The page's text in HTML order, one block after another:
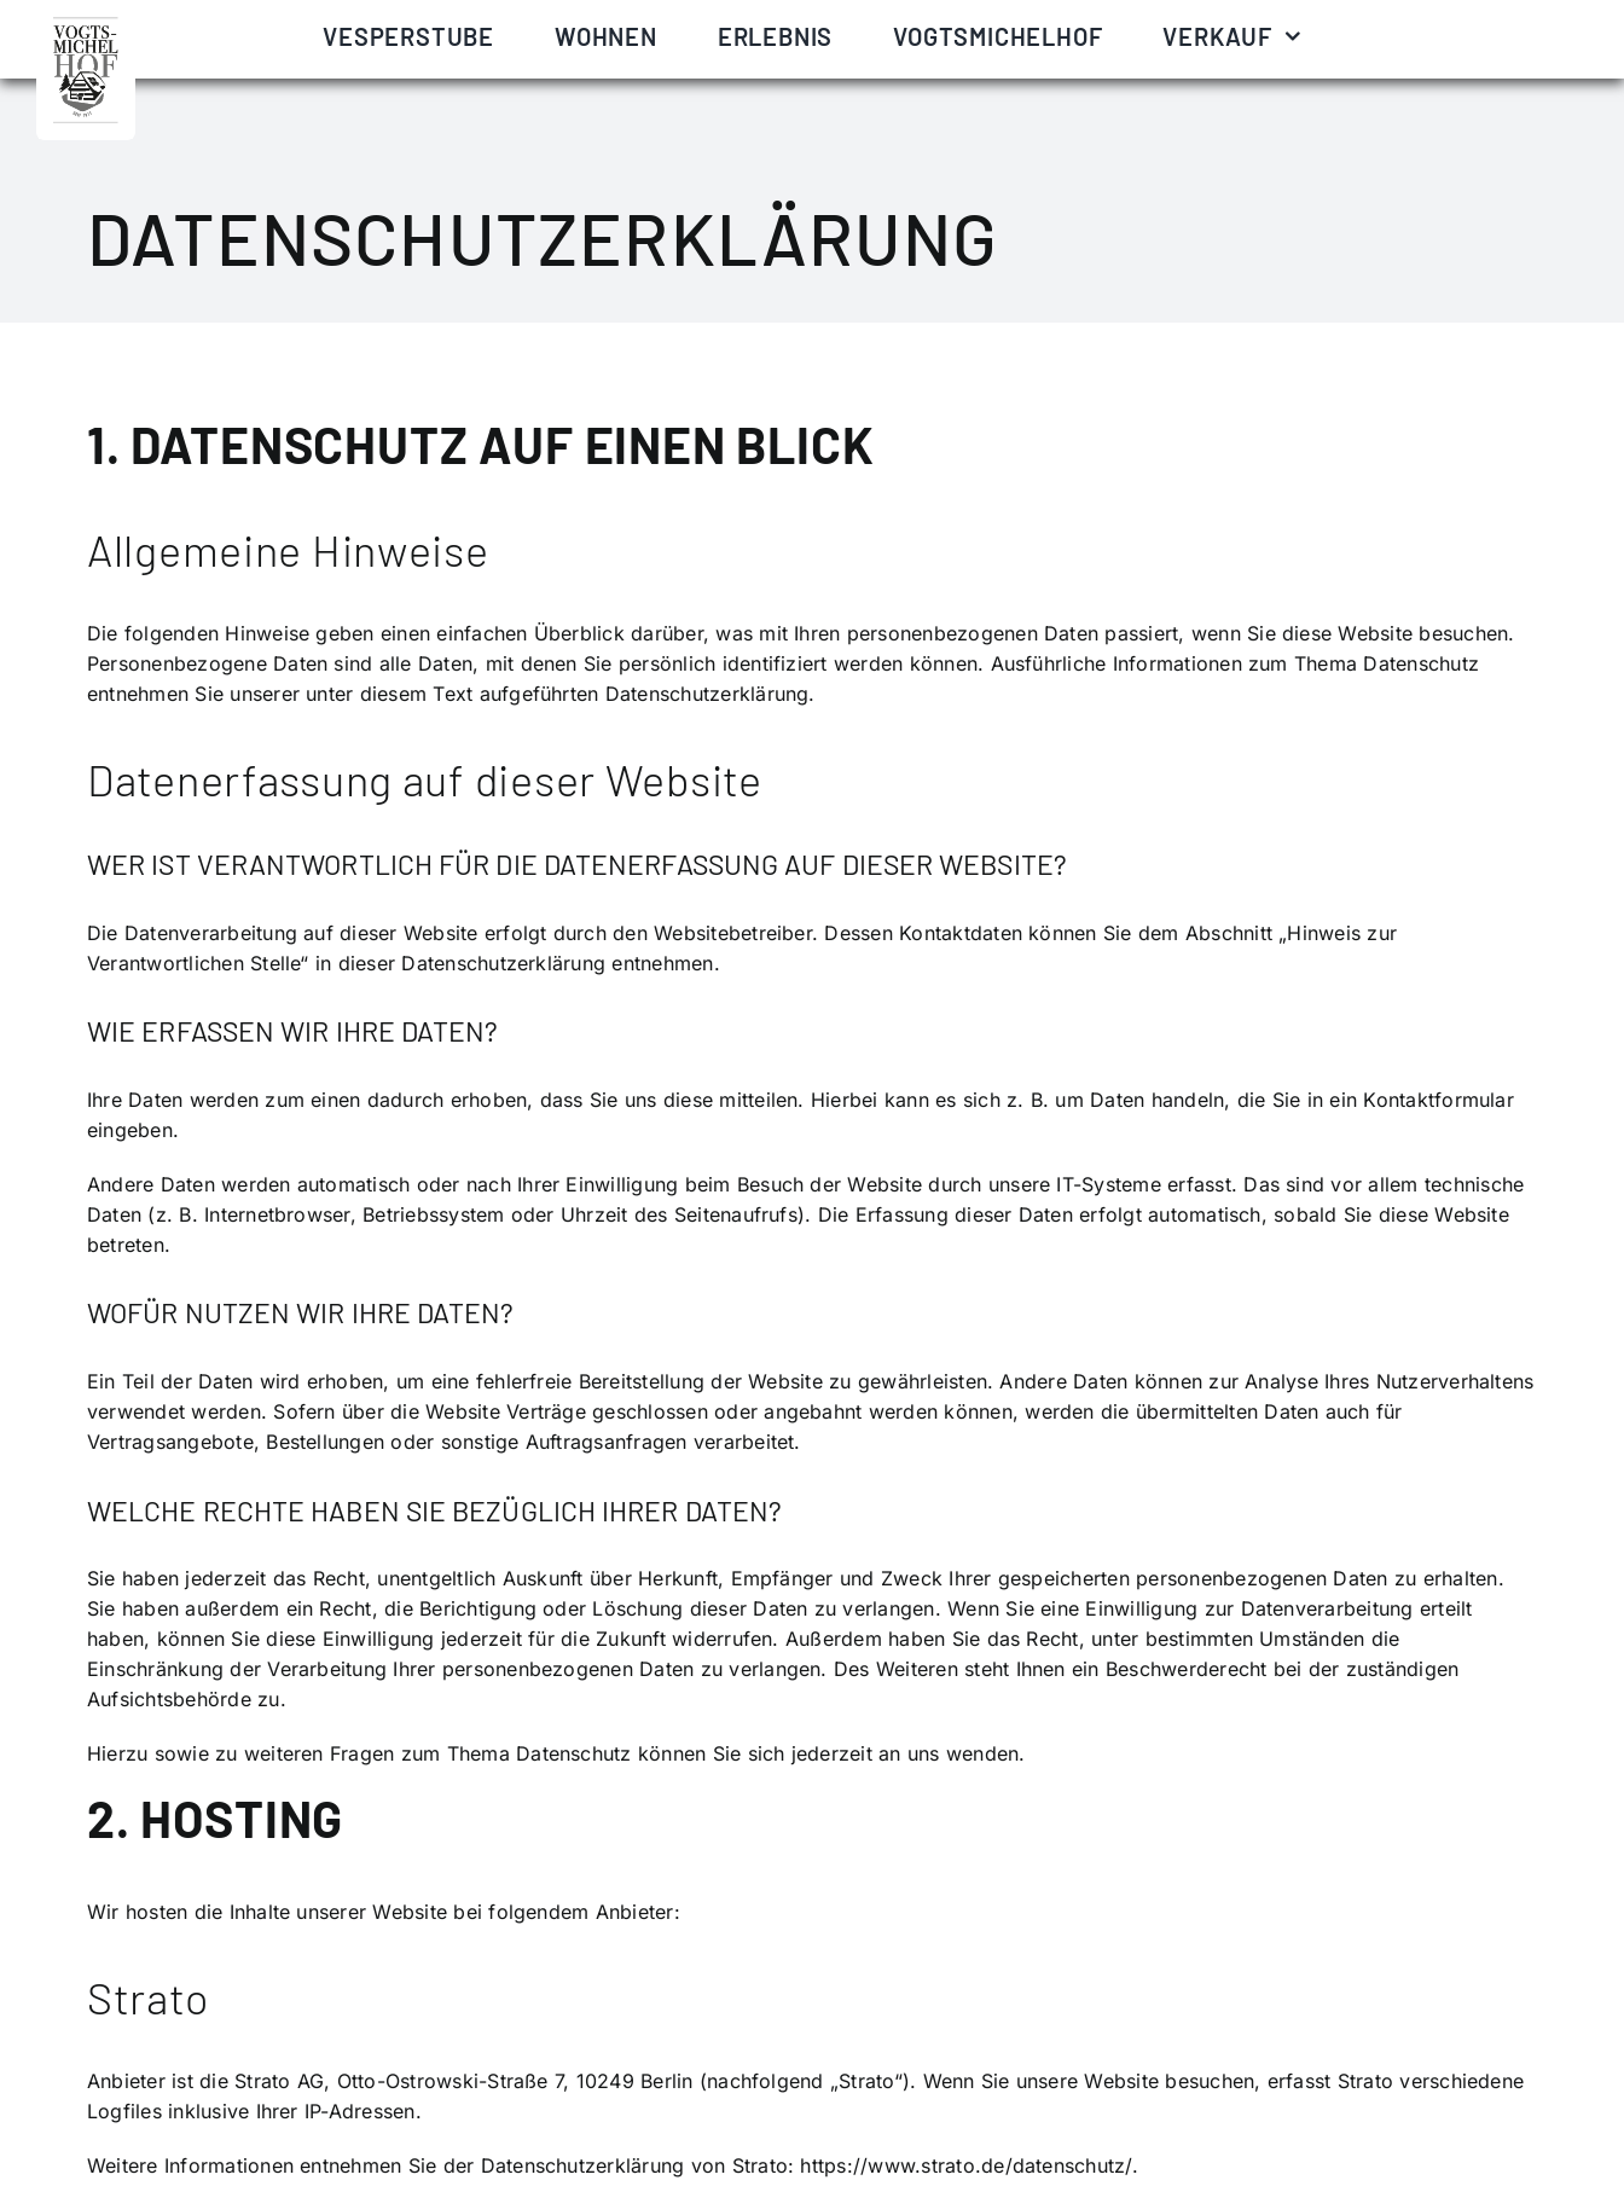
springen
VESPERSTUBE WOHNEN ERLEBNIS VOGTSMICHELHOF VERKAUF
DATENSCHUTZERKLÄRUNG
1. DATENSCHUTZ AUF EINEN BLICK
Allgemeine Hinweise
Die folgenden Hinweise geben einen einfachen Überblick darüber, was mit Ihren personenbezogenen Daten passiert, wenn Sie diese Website besuchen.
Personenbezogene Daten sind alle Daten, mit denen Sie persönlich identifiziert werden können. Ausführliche Informationen zum Thema Datenschutz
entnehmen Sie unserer unter diesem Text aufgeführten Datenschutzerklärung.
Datenerfassung auf dieser Website
WER IST VERANTWORTLICH FÜR DIE DATENERFASSUNG AUF DIESER WEBSITE?
Die Datenverarbeitung auf dieser Website erfolgt durch den Websitebetreiber. Dessen Kontaktdaten können Sie dem Abschnitt „Hinweis zur
Verantwortlichen Stelle“ in dieser Datenschutzerklärung entnehmen.
WIE ERFASSEN WIR IHRE DATEN?
Ihre Daten werden zum einen dadurch erhoben, dass Sie uns diese mitteilen. Hierbei kann es sich z. B. um Daten handeln, die Sie in ein Kontaktformular
eingeben.
Andere Daten werden automatisch oder nach Ihrer Einwilligung beim Besuch der Website durch unsere IT-Systeme erfasst. Das sind vor allem technische
Daten (z. B. Internetbrowser, Betriebssystem oder Uhrzeit des Seitenaufrufs). Die Erfassung dieser Daten erfolgt automatisch, sobald Sie diese Website
betreten.
WOFÜR NUTZEN WIR IHRE DATEN?
Ein Teil der Daten wird erhoben, um eine fehlerfreie Bereitstellung der Website zu gewährleisten. Andere Daten können zur Analyse Ihres Nutzerverhaltens
verwendet werden. Sofern über die Website Verträge geschlossen oder angebahnt werden können, werden die übermittelten Daten auch für
Vertragsangebote, Bestellungen oder sonstige Auftragsanfragen verarbeitet.
WELCHE RECHTE HABEN SIE BEZÜGLICH IHRER DATEN?
Sie haben jederzeit das Recht, unentgeltlich Auskunft über Herkunft, Empfänger und Zweck Ihrer gespeicherten personenbezogenen Daten zu erhalten.
Sie haben außerdem ein Recht, die Berichtigung oder Löschung dieser Daten zu verlangen. Wenn Sie eine Einwilligung zur Datenverarbeitung erteilt
haben, können Sie diese Einwilligung jederzeit für die Zukunft widerrufen. Außerdem haben Sie das Recht, unter bestimmten Umständen die
Einschränkung der Verarbeitung Ihrer personenbezogenen Daten zu verlangen. Des Weiteren steht Ihnen ein Beschwerderecht bei der zuständigen
Aufsichtsbehörde zu.
Hierzu sowie zu weiteren Fragen zum Thema Datenschutz können Sie sich jederzeit an uns wenden.
2. HOSTING
Wir hosten die Inhalte unserer Website bei folgendem Anbieter:
Strato
Anbieter ist die Strato AG, Otto-Ostrowski-Straße 7, 10249 Berlin (nachfolgend „Strato“). Wenn Sie unsere Website besuchen, erfasst Strato verschiedene
Logfiles inklusive Ihrer IP-Adressen.
Weitere Informationen entnehmen Sie der Datenschutzerklärung von Strato: https://www.strato.de/datenschutz/.